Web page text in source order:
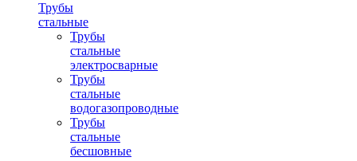
Трубы
стальные
Трубы
стальные
электросварные
Трубы
стальные
водогазопроводные
Трубы
стальные
бесшовные